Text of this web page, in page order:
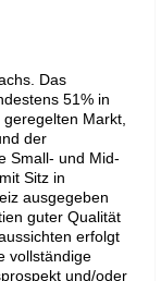
Das
51% in
Markt,
der
Small- und Mid-
Sitz in
ausgegeben
guter Qualität
erfolgt
vollständige
und/oder